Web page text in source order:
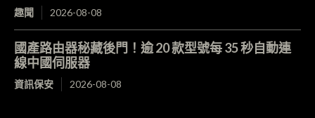
趣聞 2026-08-08
國產路由器秘藏後門！逾 20 款型號每 35 秒自動連
線中國伺服器
資訊保安 2026-08-08